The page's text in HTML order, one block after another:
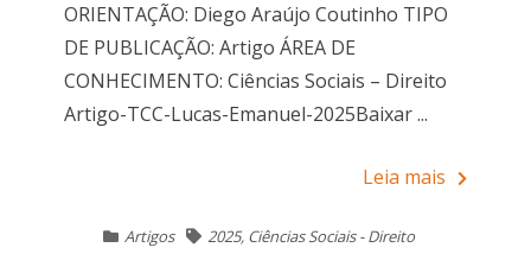
ORIENTAÇÃO: Diego Araújo Coutinho TIPO
DE PUBLICAÇÃO: Artigo ÁREA DE
CONHECIMENTO: Ciências Sociais – Direito
Artigo-TCC-Lucas-Emanuel-2025Baixar ...
Leia mais
Artigos 2025, Ciências Sociais - Direito